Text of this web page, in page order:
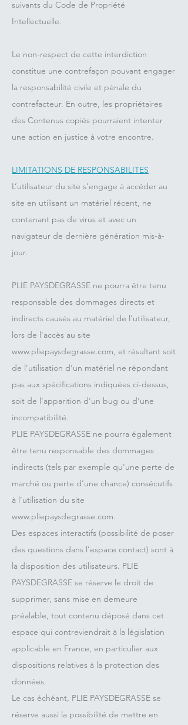
suivants du Code de Propriété
Intellectuelle.
Le non-respect de cette interdiction
constitue une contrefaçon pouvant engager
la responsabilité civile et pénale du
contrefacteur. En outre, les propriétaires
des Contenus copiés pourraient intenter
une action en justice à votre encontre.
LIMITATIONS DE RESPONSABILITES
L’utilisateur du site s’engage à accéder au
site en utilisant un matériel récent, ne
contenant pas de virus et avec un
navigateur de dernière génération mis-à-
jour.
PLIE PAYSDEGRASSE ne pourra être tenu
responsable des dommages directs et
indirects causés au matériel de l’utilisateur,
lors de l’accès au site
www.pliepaysdegrasse.com, et résultant soit
de l’utilisation d’un matériel ne répondant
pas aux spécifications indiquées ci-dessus,
soit de l’apparition d’un bug ou d’une
incompatibilité.
PLIE PAYSDEGRASSE ne pourra également
être tenu responsable des dommages
indirects (tels par exemple qu’une perte de
marché ou perte d’une chance) consécutifs
à l’utilisation du site
www.pliepaysdegrasse.com.
Des espaces interactifs (possibilité de poser
des questions dans l’espace contact) sont à
la disposition des utilisateurs. PLIE
PAYSDEGRASSE se réserve le droit de
supprimer, sans mise en demeure
préalable, tout contenu déposé dans cet
espace qui contreviendrait à la législation
applicable en France, en particulier aux
dispositions relatives à la protection des
données.
Le cas échéant, PLIE PAYSDEGRASSE se
réserve aussi la possibilité de mettre en